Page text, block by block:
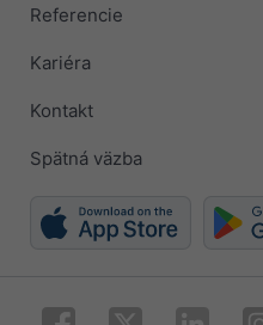
Referencie
Kariéra
Kontakt
Spätná väzba